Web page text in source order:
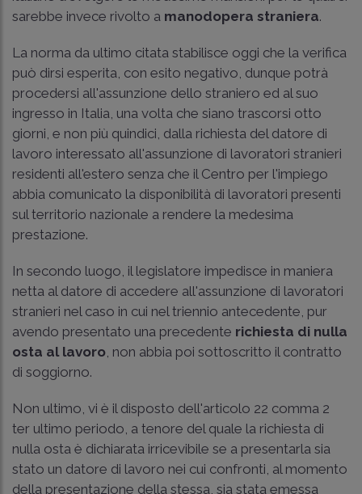
sarebbe invece rivolto a manodopera straniera.
La norma da ultimo citata stabilisce oggi che la verifica
può dirsi esperita, con esito negativo, dunque potrà
procedersi all'assunzione dello straniero ed al suo
ingresso in Italia, una volta che siano trascorsi otto
giorni, e non più quindici, dalla richiesta del datore di
lavoro interessato all'assunzione di lavoratori stranieri
residenti all'estero senza che il Centro per l'impiego
abbia comunicato la disponibilità di lavoratori presenti
sul territorio nazionale a rendere la medesima
prestazione.
In secondo luogo, il legislatore impedisce in maniera
netta al datore di accedere all'assunzione di lavoratori
stranieri nel caso in cui nel triennio antecedente, pur
avendo presentato una precedente richiesta di nulla
osta al lavoro , non abbia poi sottoscritto il contratto
di soggiorno.
Non ultimo, vi è il disposto dell'articolo 22 comma 2
ter ultimo periodo, a tenore del quale la richiesta di
nulla osta è dichiarata irricevibile se a presentarla sia
stato un datore di lavoro nei cui confronti, al momento
della presentazione della stessa, sia stata emessa